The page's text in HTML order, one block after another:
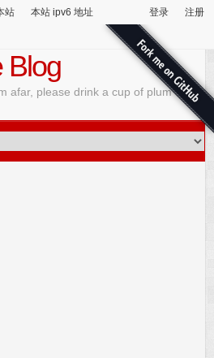
站 本站 ipv6 地址 登录 注册
Blog
afar, please drink a cup of plum wine